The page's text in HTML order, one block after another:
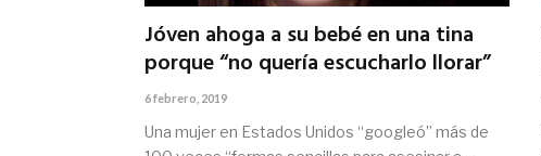
Jóven ahoga a su bebé en una tina
porque “no quería escucharlo llorar”
6 febrero, 2019
Una mujer en Estados Unidos “googleó” más de